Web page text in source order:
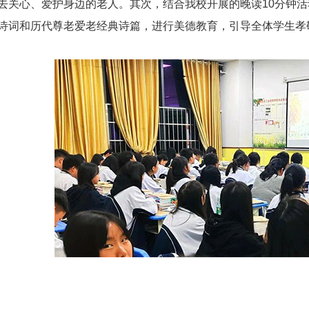
关心、爱护身边的老人。其次，结合我校开展的晚读10分钟
词和历代尊老爱老经典诗篇，进行美德教育，引导全体学生